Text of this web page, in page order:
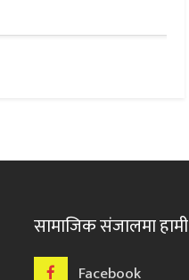
सामाजिक संजालमा हामी
Facebook